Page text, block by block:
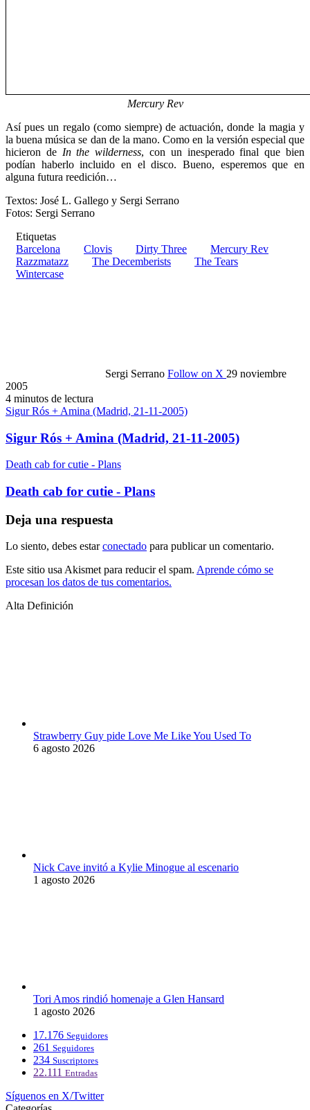
Mercury Rev
Así pues un regalo (como siempre) de actuación, donde la magia y
la buena música se dan de la mano. Como en la versión especial que
hicieron de In the wilderness, con un inesperado final que bien
podían haberlo incluido en el disco. Bueno, esperemos que en
alguna futura reedición…
Textos: José L. Gallego y Sergi Serrano
Fotos: Sergi Serrano
Etiquetas
Barcelona
Clovis Dirty Three
Mercury Rev
Razzmatazz
The Decemberists
The Tears
Wintercase
Sergi Serrano Follow on X 29 noviembre
2005
4 minutos de lectura
Sigur Rós + Amina (Madrid, 21-11-2005)
Sigur Rós + Amina (Madrid, 21-11-2005)
Death cab for cutie - Plans
Death cab for cutie - Plans
Deja una respuesta
Lo siento, debes estarconectado para publicar un comentario.
Este sitio usa Akismet para reducir el spam. Aprende cómo se
procesan los datos de tus comentarios.
Alta Definición
Strawberry Guy pide Love Me Like You Used To
6 agosto 2026
Nick Cave invitó a Kylie Minogue al escenario
1 agosto 2026
Tori Amos rindió homenaje a Glen Hansard
1 agosto 2026
17.176 Seguidores
261 Seguidores
234 Suscriptores
22.111 Entradas
Síguenos en X/Twitter